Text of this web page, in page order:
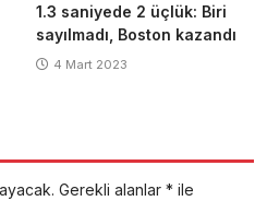
1.3 saniyede 2 üçlük: Biri
sayılmadı, Boston kazandı
4 Mart 2023
Gerekli alanlar * ile